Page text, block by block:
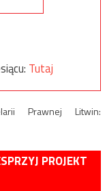
Tutaj
Prawnej Litwin:
PROJEKT